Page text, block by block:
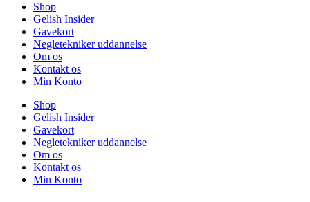
Shop
Gelish Insider
Gavekort
Negletekniker uddannelse
Om os
Kontakt os
Min Konto
Shop
Gelish Insider
Gavekort
Negletekniker uddannelse
Om os
Kontakt os
Min Konto